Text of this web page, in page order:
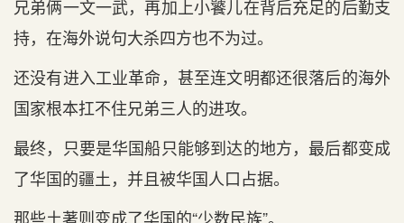
兄弟俩一文一武，再加上小饕儿在背后充足的后勤支
持，在海外说句大杀四方也不为过。
还没有进入工业革命，甚至连文明都还很落后的海外
国家根本扛不住兄弟三人的进攻。
最终，只要是华国船只能够到达的地方，最后都变成
了华国的疆土，并且被华国人口占据。
那些土著则变成了华国的“少数民族”。